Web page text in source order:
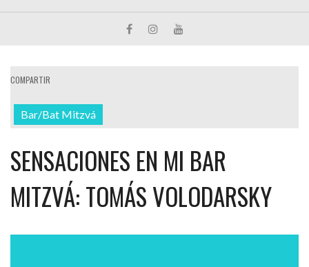
COMPARTIR
Bar/Bat Mitzvá
SENSACIONES EN MI BAR
MITZVÁ: TOMÁS VOLODARSKY